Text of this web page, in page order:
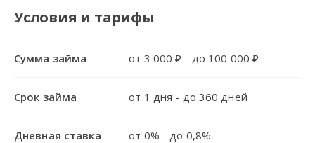
Условия и тарифы
Сумма займа от 3 000 ₽ - до 100 000 ₽
Срок займа от 1 дня - до 360 дней
Дневная ставка от 0% - до 0,8%